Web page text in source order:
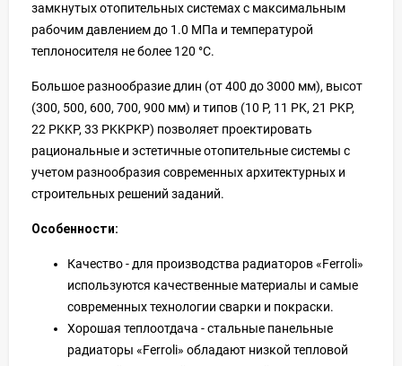
замкнутых отопительных системах с максимальным
рабочим давлением до 1.0 МПа и температурой
теплоносителя не более 120 °C.
Большое разнообразие длин (от 400 до 3000 мм), высот
(300, 500, 600, 700, 900 мм) и типов (10 P, 11 PK, 21 PKP,
22 PKKP, 33 PKKPKP) позволяет проектировать
рациональные и эстетичные отопительные системы с
учетом разнообразия современных архитектурных и
строительных решений заданий.
Особенности:
Качество - для производства радиаторов «Ferroli»
используются качественные материалы и самые
современных технологии сварки и покраски.
Хорошая теплоотдача - стальные панельные
радиаторы «Ferroli» обладают низкой тепловой